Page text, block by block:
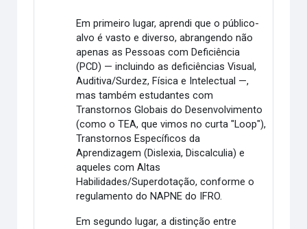
Em primeiro lugar, aprendi que o público-
alvo é vasto e diverso, abrangendo não
apenas as Pessoas com Deficiência
(PCD) — incluindo as deficiências Visual,
Auditiva/Surdez, Física e Intelectual —,
mas também estudantes com
Transtornos Globais do Desenvolvimento
(como o TEA, que vimos no curta "Loop"),
Transtornos Específicos da
Aprendizagem (Dislexia, Discalculia) e
aqueles com Altas
Habilidades/Superdotação, conforme o
regulamento do NAPNE do IFRO.
Em segundo lugar, a distinção entre